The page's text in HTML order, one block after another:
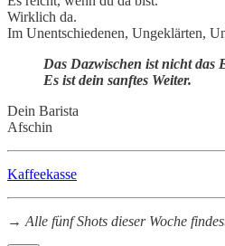
Wirklich da.
Im Unentschiedenen, Ungeklärten,
Das Dazwischen ist nicht das
Es ist dein sanftes Weiter.
Dein Barista
Afschin
Kaffeekasse
→ Alle fünf Shots dieser Woche